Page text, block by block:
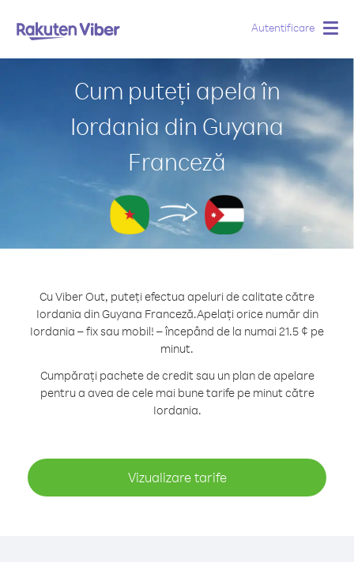
Autentificare
Cum puteți apela în
Iordania din Guyana
Franceză
Cu Viber Out, puteți efectua apeluri de calitate către
Iordania din Guyana Franceză.Apelați orice număr din
Iordania – fix sau mobil! – începând de la numai 21.5 ¢ pe
minut.
Cumpărați pachete de credit sau un plan de apelare
pentru a avea de cele mai bune tarife pe minut către
Iordania.
Vizualizare tarife